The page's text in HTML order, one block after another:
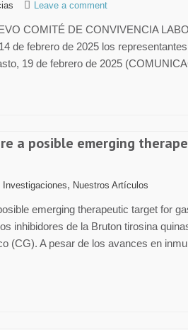
Leave a comment
COMITÉ DE CONVIVENCIA
de febrero de 2025 los
19 de febrero de 2025
a posible emerging
Investigaciones, Nuestros Artículos
emerging therapeutic target for
inhibidores de la Bruton tirosina
(CG). A pesar de los avances en